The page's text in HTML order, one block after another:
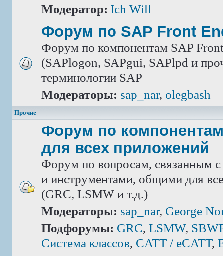
Модератор: Ich Will
Форум по SAP Front
Форум по компонентам SAP
(SAPlogon, SAPgui, SAPlpd и
терминологии SAP
Модераторы: sap_nar, olegbash
Прочие
Форум по
для всех приложений
Форум по вопросам, связанным
и инструментами, общими для
(GRC, LSMW и т.д.)
Модераторы: sap_nar, George
Подфорумы: GRC, LSMW,
Система классов, CATT / eCATT,